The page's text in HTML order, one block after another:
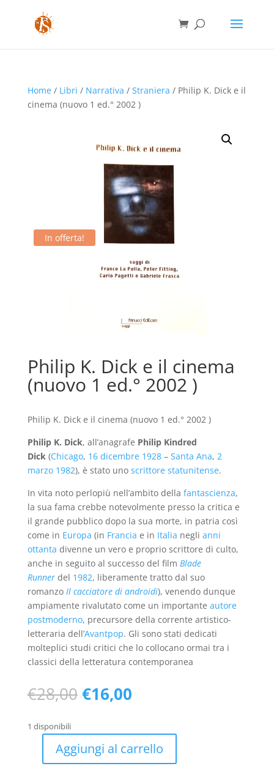
Home/ Libri / Narrativa / Straniera / Philip K. Dick e il
cinema (nuovo 1 ed.° 2002 )
In offerta!
Philip K. Dick e il cinema
(nuovo 1 ed.° 2002 )
Philip K. Dick e il cinema (nuovo 1 ed.° 2002 )
Philip K. Dick, all’anagrafe Philip Kindred
Dick(Chicago, 16 dicembre 1928– Santa Ana, 2
marzo 1982), è stato uno scrittore statunitense.
In vita noto perlopiù nell’ambito della fantascienza,
la sua fama crebbe notevolmente presso la critica e
il grande pubblico dopo la sua morte, in patria così
come in Europa (in Francia e in Italia negli anni
ottanta divenne un vero e proprio scrittore di culto,
anche in seguito al successo del film Blade
Runnerdel 1982, liberamente tratto dal suo
romanzo Il cacciatore di androidi), venendo dunque
ampiamente rivalutato come un importante autore
postmoderno, precursore della corrente artistico-
letteraria dell’Avantpop. Gli sono stati dedicati
molteplici studi critici che lo collocano ormai tra i
classici della letteratura contemporanea
€28,00 Il
prezzo
era:
€28,00.
€16,00Il
è:
€16,00.
1 disponibili
Aggiungi al carrello